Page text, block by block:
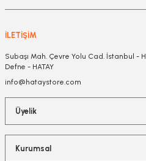
İLETİŞİM
Subaşı Mah. Çevre Yolu Cad. İstanbul -
Defne - HATAY
info@hataystore.com
Üyelik
Kurumsal